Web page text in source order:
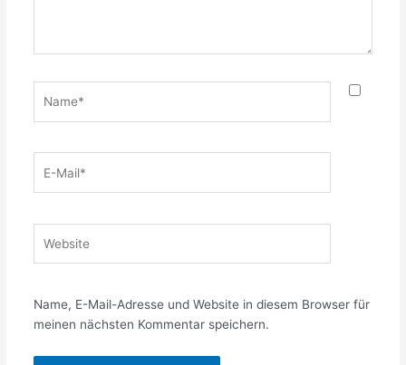
Mail*
Name, E-Mail-Adresse und Website in diesem Browser für
meinen nächsten Kommentar speichern.